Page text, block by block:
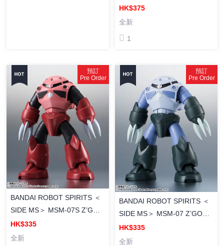
ver. A.N.I.M.E. [ROBOT魂]
MSM-03 愛爾蘭魔蟹
HK$375
全新
1
預訂
Pre Order
BANDAI ROBOT SPIRITS ＜
SIDE MS＞ MSM-07S Z’GOK
CHAR'S CUSTOM MODEL
ver. A.N.I.M.E. [ROBOT魂]
HK$335
全新
預訂
Pre Order
BANDAI ROBOT SPIRITS ＜
SIDE MS＞ MSM-07 Z’GOK
ver. A.N.I.M.E. [Robot魂]
MSM-07 魔蟹 量產型
HK$335
全新